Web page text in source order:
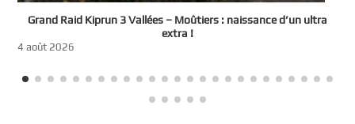
Grand Raid Kiprun 3 Vallées – Moûtiers : naissance d’un ultra
extra !
4 août 2026